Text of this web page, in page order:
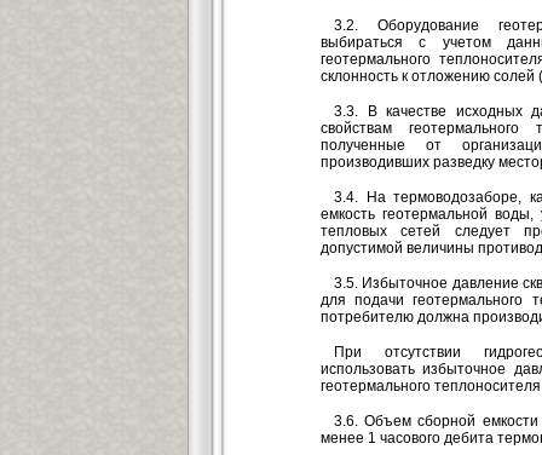
3.2. Оборудование
выбираться с учетом
геотермального
склонность к отложению
3.3. В качестве исходных
свойствам
полученные от
производивших разведку
3.4. На термоводозаборе,
емкость геотермальной воды,
тепловых сетей следует
допустимой величины
3.5. Избыточное давление
для подачи геотермального
потребителю должна
При отсутствии
использовать избыточное
геотермального
3.6. Объем сборной емкости
менее 1 часового дебита